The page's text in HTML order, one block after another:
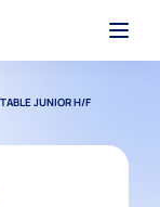
JUNIOR H/F